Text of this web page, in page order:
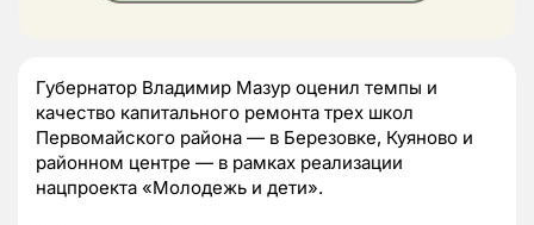
Губернатор Владимир Мазур оценил темпы и
качество капитального ремонта трех школ
Первомайского района — в Березовке, Куяново и
районном центре — в рамках реализации
нацпроекта «Молодежь и дети».